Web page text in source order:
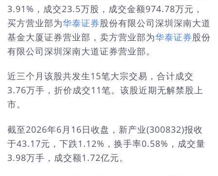
3.91%，成交23.5万股，成交金额974.78万元，
买方营业部为华泰证券股份有限公司深圳深南大道
基金大厦证券营业部，卖方营业部为华泰证券股份
有限公司深圳深南大道证券营业部。
近三个月该股共发生15笔大宗交易，合计成交
3.76万手，折价成交11笔。该股近期无解禁股上
市。
截至2026年6月16日收盘，新产业(300832)报收
于43.17元，下跌1.12%，换手率0.58%，成交量
3.98万手，成交额1.72亿元。